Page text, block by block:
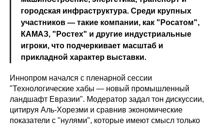
городская инфраструктура. Среди крупных
участников — такие компании, как "Росатом",
КАМАЗ, "Ростех" и другие индустриальные
игроки, что подчеркивает масштаб и
прикладной характер выставки.
Иннопром начался с пленарной сессии
"Технологические хабы — новый промышленный
ландшафт Евразии". Модератор задал тон дискуссии,
цитируя Аль-Хорезми и сравнив экономические
показатели с "нулями", которые имеют смысл только